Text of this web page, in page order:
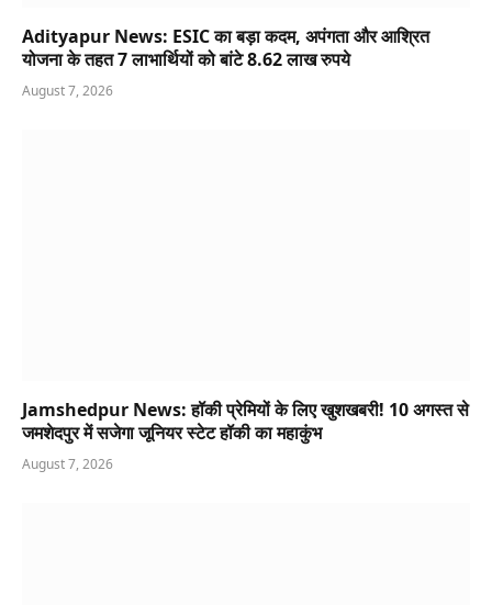
Adityapur News: ESIC का बड़ा कदम, अपंगता और आश्रित
योजना के तहत 7 लाभार्थियों को बांटे 8.62 लाख रुपये
August 7, 2026
Jamshedpur News: हॉकी प्रेमियों के लिए खुशखबरी! 10 अगस्त से
जमशेदपुर में सजेगा जूनियर स्टेट हॉकी का महाकुंभ
August 7, 2026